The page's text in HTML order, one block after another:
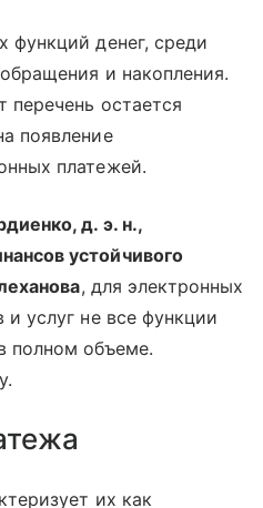
функций денег, среди
и накопления.
перечень остается
появление
платежей.
д. э. н.,
устойчивого
, для электронных
услуг не все функции
полном объеме.
их как